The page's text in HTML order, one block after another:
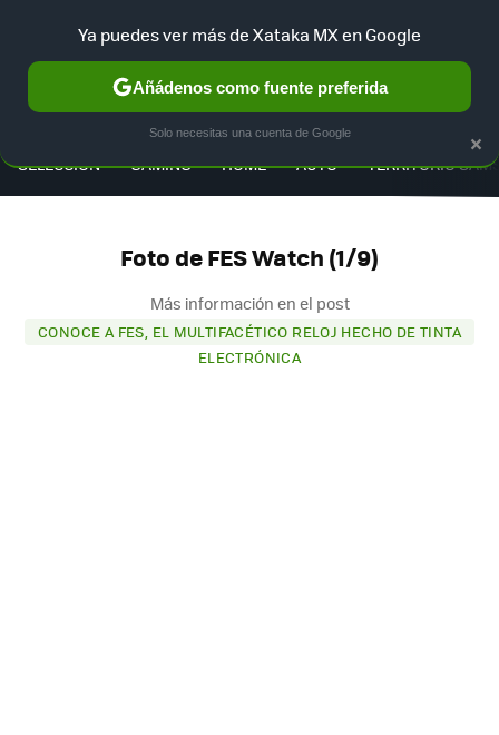
SELECCIÓN GAMING HOME AUTO TERRITORIO
Foto de FES Watch (1/9)
Más información en el post
CONOCE A FES, EL MULTIFACÉTICO RELOJ HECHO DE TINTA
ELECTRÓNICA
×
Ya puedes ver más de Xataka MX en Google
Añádenos como fuente preferida
Solo necesitas una cuenta de Google